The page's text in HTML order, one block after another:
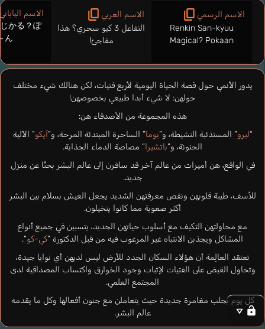
يدور الأنمي حول قصة الحياة اليومية لأربع فتيات، لكن هنالك شيء مختلف
حولهن: لا شيء أبدا طبيعي بخصوصهن!
هذه المجموعة من الأصدقاء هن:
“ليرو” المستذئبة النشيطة، و”يوما” الساحرة المبتدئة المرحة، و”آيكو” الآلية
الحنونة، و”باتشيرا” مصاصة الدماء الجذابة.
في الواقع، هن أميرات من عالم آخر قد سافرن إلى عالم البشر بحثًا عن منزل
جديد.
للأسف، طيبة قلوبهن ونقص معرفتهن الشديد يجعل العيش بسلام بين البشر
أكثر صعوبة مما كانوا يتخيلون.
مع محاولتهن التكيف مع أسلوب حياتهن الجديد، يتسببن في جميع أنواع
المشاكل ويجذبن الانتباه غير المرغوب فيه من قبل الدكتورة “كي-كو“.
تعتقد العالِمة أن هؤلاء السكان الجدد للأرض ليس لديهن أي نوايا جيدة،
وتحاول القبض على الفتيات لإثبات وجود الخوارق واكتساب المصداقية لدى
المجتمع العلمي.
كل يوم يجلب مغامرة جديدة حيث يتعاملن مع جنون أفعالها وكل ما يقدمه
عالم البشر.
الاسم الرسمي
Renkin San-kyuu
Magical? Pokaan
الاسم العربي
التفاعل 3 كيو سحري؟ هذا
مفاجئ!
الاسم الياباني
かる？ぽ
ん